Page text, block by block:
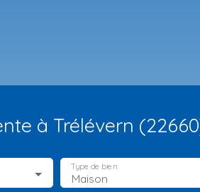
à Trélévern
Maison
Type de bien